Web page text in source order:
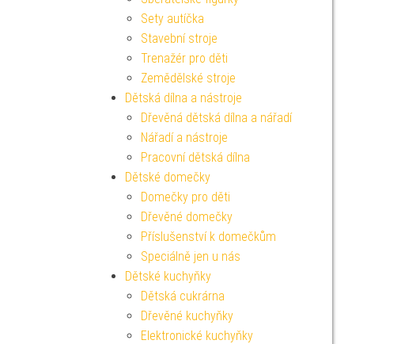
Sety autíčka
Stavební stroje
Trenažér pro děti
Zemědělské stroje
Dětská dílna a nástroje
Dřevěná dětská dílna a nářadí
Nářadí a nástroje
Pracovní dětská dílna
Dětské domečky
Domečky pro děti
Dřevěné domečky
Příslušenství k domečkům
Speciálně jen u nás
Dětské kuchyňky
Dětská cukrárna
Dřevěné kuchyňky
Elektronické kuchyňky